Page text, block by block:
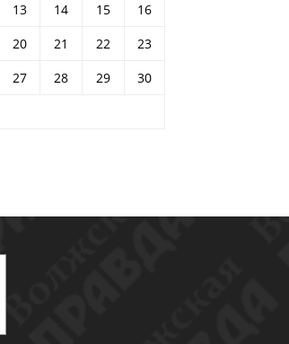
13 14 15
16
20 21 22
23
27 28 29
30